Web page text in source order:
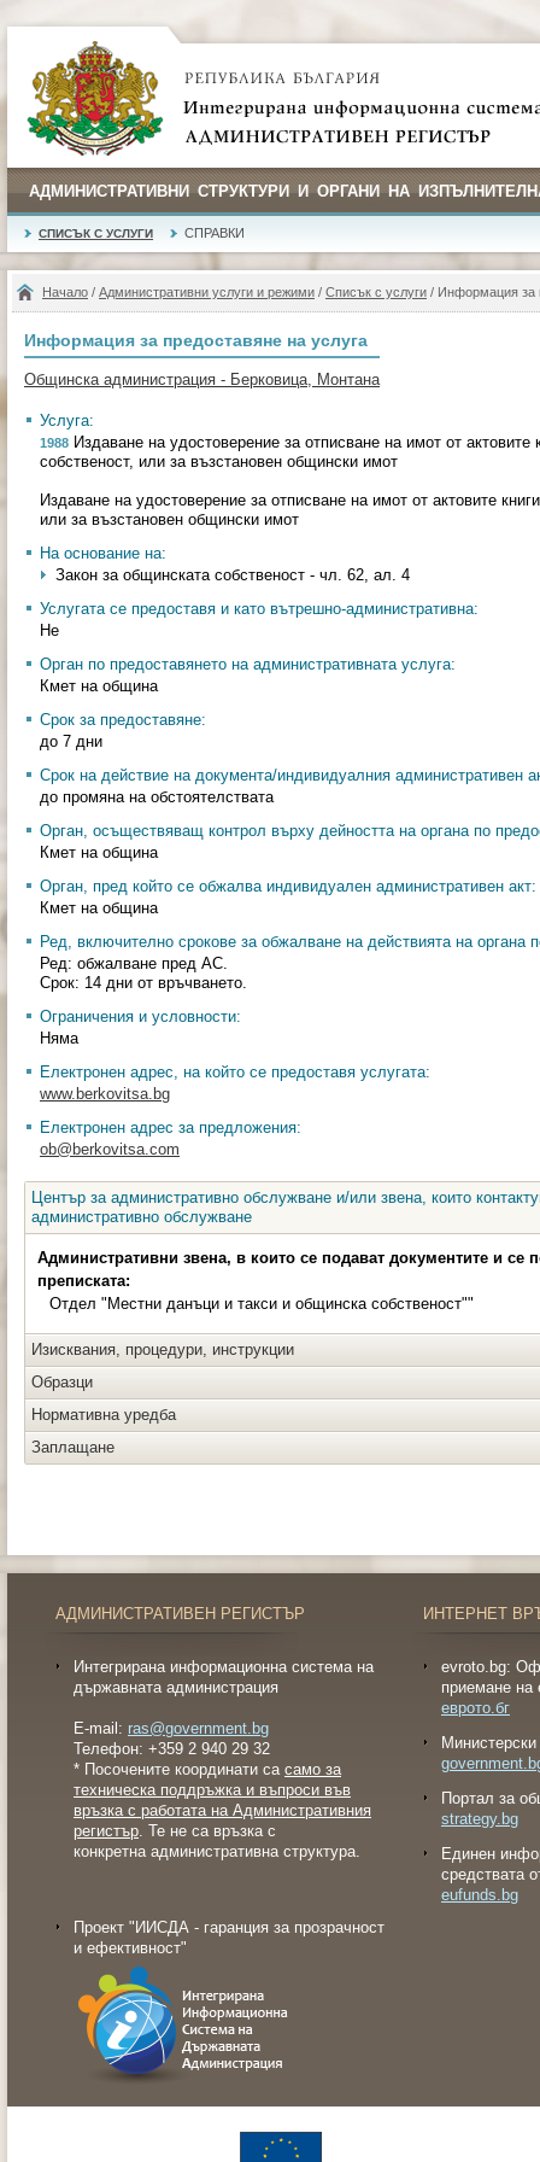
АДМИНИСТРАТИВНИ СТРУКТУРИ И ОРГАНИ НА
СПИСЪК С УСЛУГИ СПРАВКИ
Начало / Административни услуги и режими / Списък с услуги / Информация за
Информация за предоставяне на услуга
Общинска администрация - Берковица, Монтана
Услуга:
1988 Издаване на удостоверение за отписване на имот от актовите
собственост, или за възстановен общински имот
Издаване на удостоверение за отписване на имот от актовите
или за възстановен общински имот
На основание на:
Закон за общинската собственост - чл. 62, ал. 4
Услугата се предоставя и като вътрешно-административна:
Не
Орган по предоставянето на административната услуга:
Кмет на община
Срок за предоставяне:
до 7 дни
Срок на действие на документа/индивидуалния административен
до промяна на обстоятелствата
Орган, осъществяващ контрол върху дейността на органа по
Кмет на община
Орган, пред който се обжалва индивидуален административен акт:
Кмет на община
Ред, включително срокове за обжалване на действията на органа
Ред: обжалване пред АС.
Срок: 14 дни от връчването.
Ограничения и условности:
Няма
Електронен адрес, на който се предоставя услугата:
www.berkovitsa.bg
Електронен адрес за предложения:
ob@berkovitsa.com
Център за административно обслужване и/или звена, които
административно обслужване
Административни звена, в които се подават документите и се
преписката:
Отдел "Местни данъци и такси и общинска собственост""
Изисквания, процедури, инструкции
Образци
Нормативна уредба
Заплащане
АДМИНИСТРАТИВЕН РЕГИСТЪР
Интегрирана информационна система на
държавната администрация
E-mail: ras@government.bg
Телефон: +359 2 940 29 32
* Посочените координати са само за
техническа поддръжка и въпроси във
връзка с работата на Административния
регистър. Те не са връзка с
конкретна административна структура.
Проект "ИИСДА - гаранция за прозрачност
и ефективност"
ИНТЕРНЕТ
evroto.bg:
приемане на
еврото.бг
Портал за
strategy.bg
Eдинен
средствата
eufunds.bg